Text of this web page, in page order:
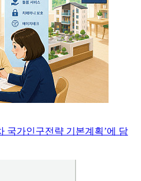
국가인구전략 기본계획’에 담